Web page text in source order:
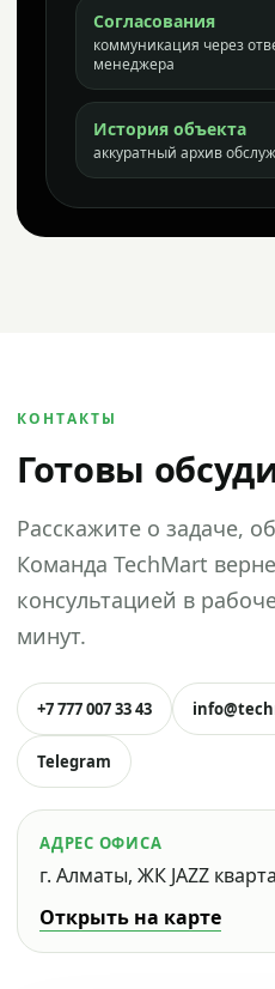
Согласования
коммуникация через
менеджера
История объекта
аккуратный архив
КОНТАКТЫ
Готовы
Расскажите о задаче,
Команда TechMart
консультацией в
минут.
+7 777 007 33 43
Telegram
АДРЕС ОФИСА
г. Алматы, ЖК JAZZ
Открыть на карте